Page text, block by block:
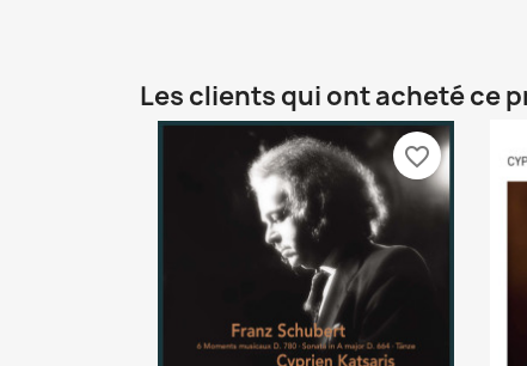
Les clients qui ont acheté ce
favorite_border